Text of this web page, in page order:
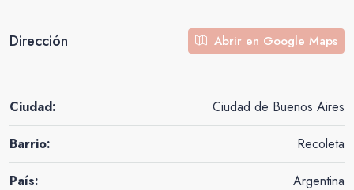
Dirección Abrir en Google Maps
Ciudad: Ciudad de Buenos Aires
Barrio: Recoleta
País: Argentina